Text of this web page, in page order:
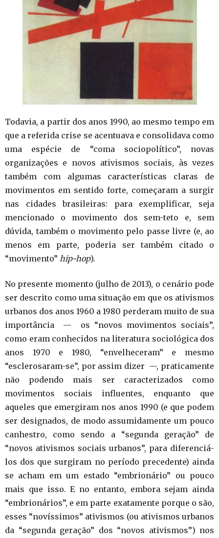
Todavia, a partir dos anos 1990, ao mesmo tempo em
que a referida crise se acentuava e consolidava como
uma espécie de “coma sociopolítico”, novas
organizações e novos ativismos sociais, às vezes
também com algumas características claras de
movimentos em sentido forte, começaram a surgir
nas cidades brasileiras: para exemplificar, seja
mencionado o movimento dos sem-teto e, sem
dúvida, também o movimento pelo passe livre (e, ao
menos em parte, poderia ser também citado o
“movimento” hip-hop).
No presente momento (julho de 2013), o cenário pode
ser descrito como uma situação em que os ativismos
urbanos dos anos 1960 a 1980 perderam muito de sua
importância — os “novos movimentos sociais”,
como eram conhecidos na literatura sociológica dos
anos 1970 e 1980, “envelheceram” e mesmo
“esclerosaram-se”, por assim dizer —, praticamente
não podendo mais ser caracterizados como
movimentos sociais influentes, enquanto que
aqueles que emergiram nos anos 1990 (e que podem
ser designados, de modo assumidamente um pouco
canhestro, como sendo a “segunda geração” de
“novos ativismos sociais urbanos”, para diferenciá-
los dos que surgiram no período precedente) ainda
se acham em um estado “embrionário” ou pouco
mais que isso. E no entanto, embora sejam ainda
“embrionários”, e em parte exatamente porque o são,
esses “novíssimos” ativismos (ou ativismos urbanos
da “segunda geração” dos “novos ativismos”) nos